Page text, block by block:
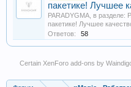
пакетике! Лучшее
PARADYGMA , в разделе:
пакетике! Лучшее
Ответов:
58
Certain XenForo add-ons by